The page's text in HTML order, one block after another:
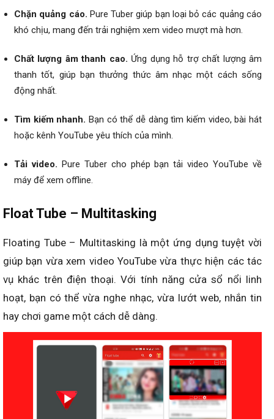
Chặn quảng cáo. Pure Tuber giúp bạn loại bỏ các quảng cáo
khó chịu, mang đến trải nghiệm xem video mượt mà hơn.
Chất lượng âm thanh cao. Ứng dụng hỗ trợ chất lượng âm
thanh tốt, giúp bạn thưởng thức âm nhạc một cách sống
động nhất.
Tìm kiếm nhanh. Bạn có thể dễ dàng tìm kiếm video, bài hát
hoặc kênh YouTube yêu thích của mình.
Tải video. Pure Tuber cho phép bạn tải video YouTube về
máy để xem offline.
Float Tube – Multitasking
Floating Tube – Multitasking là một ứng dụng tuyệt vời
giúp bạn vừa xem video YouTube vừa thực hiện các tác
vụ khác trên điện thoại. Với tính năng cửa sổ nổi linh
hoạt, bạn có thể vừa nghe nhạc, vừa lướt web, nhắn tin
hay chơi game một cách dễ dàng.